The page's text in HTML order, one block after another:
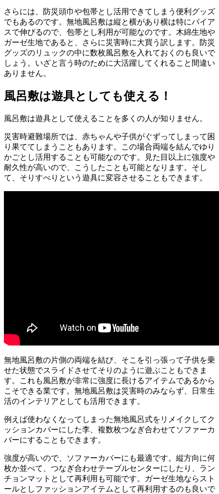
さらには、防災頭巾や包帯とし活用できてしまう便利グッズ
でもあるのです。無地風呂敷は縦と横があり横は特にバイア
スで伸びるので、包帯とし利用が可能なのです。木綿生地や
ガーゼ生地であると、さらに災害時に大買う訳します。防災
グッズのリュックの中に数枚風呂敷を入れておくのも良いで
しょう。いざと言う時のために大活躍してくれること間違い
ありません。
風呂敷は遊具としても使える！
風呂敷は遊具として使えることを多くの人が知りません。
災害時避難場所では、赤ちゃんや子供がぐずってしまって困
り果ててしまうこともあります。この場合両端を結んでゆり
かごとし活用することも可能なのです。見た目以上に強度や
耐久性が高いので、こうしたことも可能となります。そし
て、そりすべりという遊具に変容させることもできます。
無地風呂敷の片側の両端を結び、そこを引っ張って子供を乗
せた状態でスライドさせてそりのように遊ぶこともできま
す。これも風呂敷が非常に強度に長けるアイテムであるから
こそできる業です。無地風呂敷は災害時のみならず、日常生
活のインテリアとしても活用できます。
例えば使わなくなってしまった無地風呂式をリメイクしてク
ッションカバーにした李、複数枚つなぎ合わせてソファーカ
バーにすることもできます。
強度が高いので、ソファーカバーにも最適です。縦方向に何
枚か並べて、つなぎ合わせテーブルセンターにしたり、ラン
チョンマットとして再利用も可能です。ガーゼ生地ならスト
ールとしファッションアイテムとして再利用するのも良いで